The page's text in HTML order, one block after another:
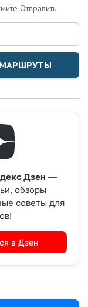
Отправить
Дзен —
обзоры
советы для
в Дзен